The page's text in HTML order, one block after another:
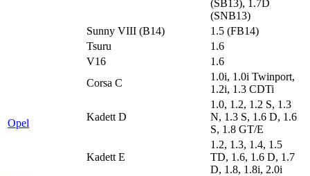
(SB13), 1.7D
(SNB13)
Sunny VIII (B14)
1.5 (FB14)
Tsuru
1.6
V16
1.6
Opel
Corsa C
1.0i, 1.0i Twinport,
1.2i, 1.3 CDTi
Kadett D
1.0, 1.2, 1.2 S, 1.3
N, 1.3 S, 1.6 D, 1.6
S, 1.8 GT/E
Kadett E
1.2, 1.3, 1.4, 1.5
TD, 1.6, 1.6 D, 1.7
D, 1.8, 1.8i, 2.0i